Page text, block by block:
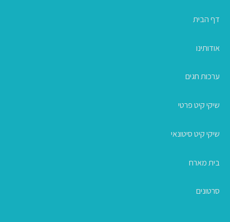
דף הבית
אודותינו
ערכות חגים
שיקי קיט פרטי
שיקי קיט סיטונאי
בית מארח
סרטונים